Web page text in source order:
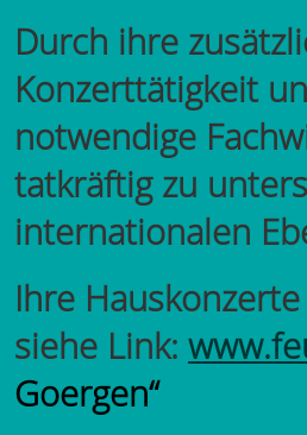
Durch ihre
Konzerttätigkeit
notwendige
tatkräftig zu
internationalen
Ihre
siehe Link:
Goergen“